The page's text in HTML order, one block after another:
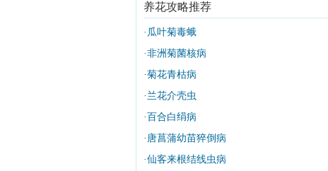
养花攻略推荐
· 瓜叶菊毒蛾
·非洲菊菌核病
·菊花青枯病
· 兰花介壳虫
·百合白绢病
· 唐菖蒲幼苗猝倒病
·仙客来根结线虫病